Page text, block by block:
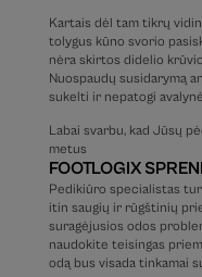
Kartais dėl tam tikrų
tolygus kūno svorio
nėra skirtos didelio
Nuospaudų susidarymą
sukelti ir nepatogi
Labai svarbu, kad Jūsų
metus
FOOTLOGIX
Pedikiūro specialistas
itin saugių ir rūgštinių
suragėjusios odos
naudokite teisingas
odą bus visada tinkamai